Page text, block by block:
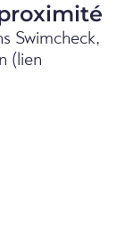
Swimcheck,
(lien